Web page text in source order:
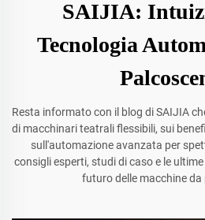
SAIJIA:
Tecnologia
Resta informato con il blog di SAIJIA
di macchinari teatrali flessibili, sui
sull'automazione avanzata per
consigli esperti, studi di caso e le
futuro delle macchine da